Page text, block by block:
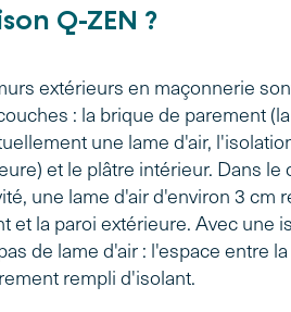
Q-ZEN ?
extérieurs en maçonnerie
: la brique de parement
une lame d'air,
et le plâtre intérieur. Dans
une lame d'air d'environ 3 cm
et la paroi extérieure. Avec une
de lame d'air : l'espace entre
rempli d'isolant.